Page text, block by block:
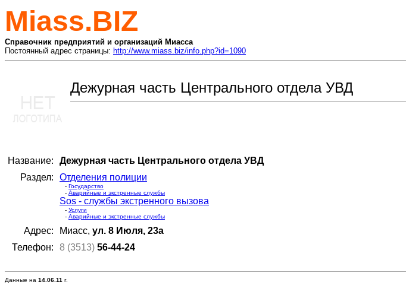
Miass.BIZ
Справочник предприятий и организаций Миасса
Постоянный адрес страницы: http://www.miass.biz/info.php?id=1090
Дежурная часть Центрального отдела УВД
Название:
Дежурная часть Центрального отдела УВД
Раздел:
Отделения полиции
- Государство
- Аварийные и экстренные службы
Sos - службы экстренного вызова
- Услуги
- Аварийные и экстренные службы
Адрес: Миасс, ул. 8 Июля, 23а
Телефон:
8 (3513) 56-44-24
Данные на 14.06.11 г.